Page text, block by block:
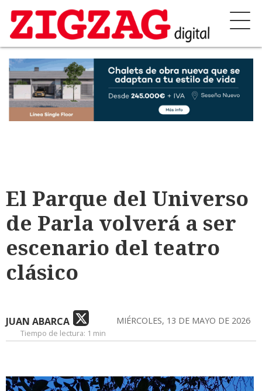
El Parque del Universo
de Parla volverá a ser
escenario del teatro
clásico
JUAN ABARCA MIÉRCOLES, 13 DE MAYO DE 2026
Tiempo de lectura: 1 min